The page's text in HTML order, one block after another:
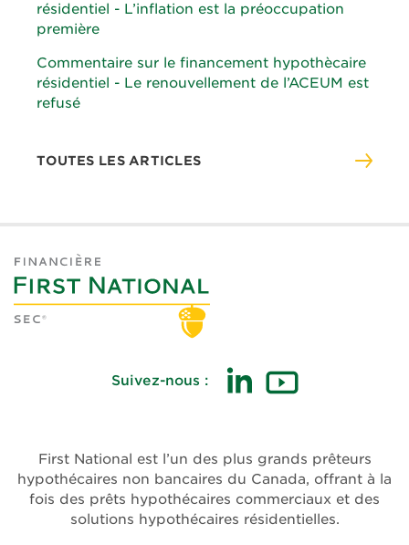
résidentiel - L’inflation est la préoccupation
première
Commentaire sur le financement hypothècaire
résidentiel - Le renouvellement de l’ACEUM est
refusé
TOUTES LES ARTICLES
Suivez-nous :
nouvelle
fenêtre)
nouvelle
fenêtre)
First National est l’un des plus grands prêteurs
hypothécaires non bancaires du Canada, offrant à la
fois des prêts hypothécaires commerciaux et des
solutions hypothécaires résidentielles.